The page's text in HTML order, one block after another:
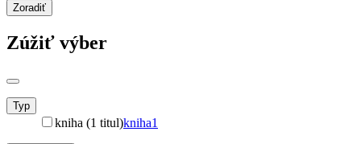
Zoradiť
Zúžiť výber
Typ
kniha (1 titul)kniha1